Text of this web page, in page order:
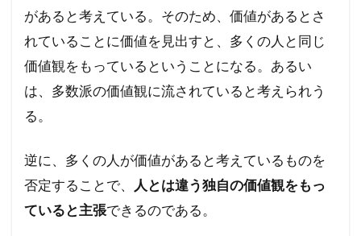
があると考えている。そのため、価値があるとさ
れていることに価値を見出すと、多くの人と同じ
価値観をもっているということになる。あるい
は、多数派の価値観に流されていると考えられう
る。
逆に、多くの人が価値があると考えているものを
否定することで、
人とは違う独自の価値観をもっ
ていると主張できるのである。